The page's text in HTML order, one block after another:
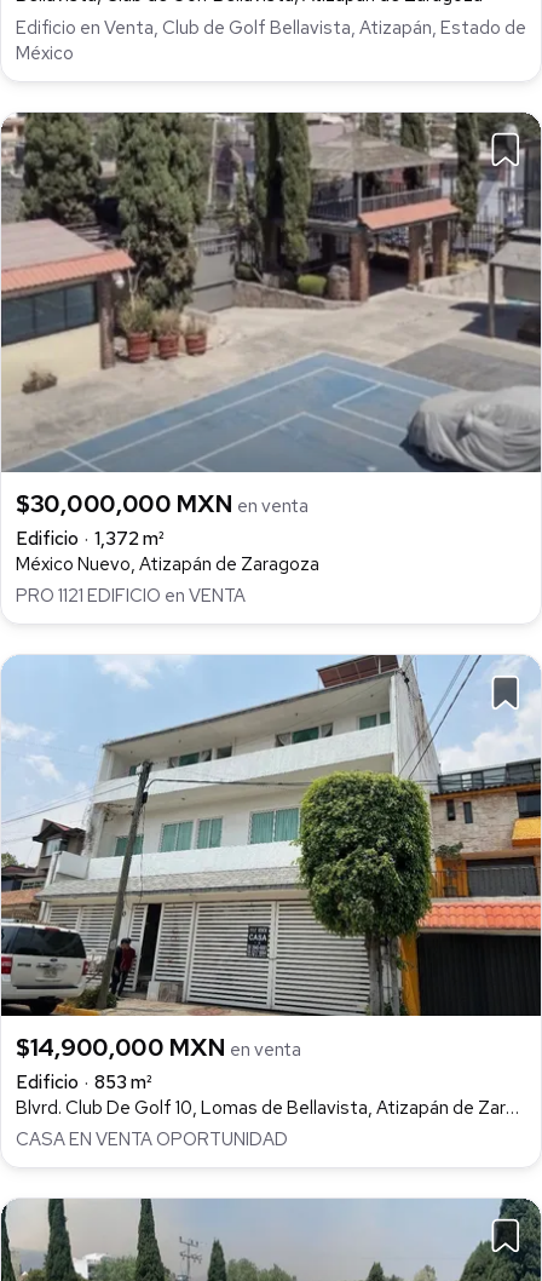
Edificio en Venta, Club de Golf Bellavista, Atizapán, Estado de
México
$30,000,000 MXN en venta
Edificio
1,372 m²
México Nuevo, Atizapán de Zaragoza
PRO 1121 EDIFICIO en VENTA
$14,900,000 MXN en venta
Edificio
853 m²
Blvrd. Club De Golf 10, Lomas de Bellavista, Atizapán de Zaragoza
CASA EN VENTA OPORTUNIDAD